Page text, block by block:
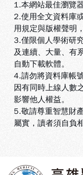
1.本網站最佳瀏覽
2.使用全文資料庫
用規定與版權聲明
3.僅限個人學術研
及連續、大量、有
自動下載軟體。
4.請勿將資料庫帳
因有同時上線人數
影響他人權益。
5.敬請尊重智慧財
屬實，讀者須自負